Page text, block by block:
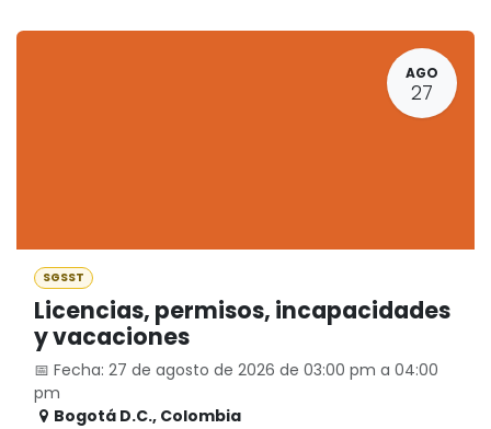
AGO
27
SGSST
Licencias, permisos, incapacidades
y vacaciones
📅 Fecha: 27 de agosto de 2026 de 03:00 pm a 04:00
pm
Bogotá D.C., Colombia